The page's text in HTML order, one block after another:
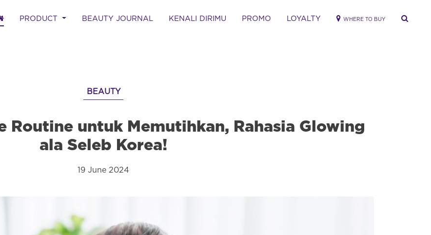
(CURRENT)
PRODUCT BEAUTY JOURNAL KENALI DIRIMU PROMO LOYALTY WHERE TO BUY
BEAUTY
Routine untuk Memutihkan, Rahasia Glowing
ala Seleb Korea!
19 June 2024